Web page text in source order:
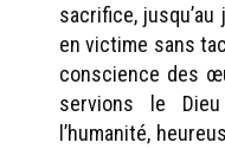
sacrifice,
en victime sans
conscience des
servions le
l’humanité,